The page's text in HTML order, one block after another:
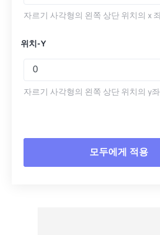
자르기 사각형의 왼쪽 상단 위치의 x
위치-Y
자르기 사각형의 왼쪽 상단 위치의 y
모두에게 적용